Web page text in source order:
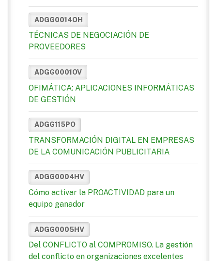
ADGG0014OH
TÉCNICAS DE NEGOCIACIÓN DE
PROVEEDORES
ADGG0001OV
OFIMÁTICA: APLICACIONES INFORMÁTICAS
DE GESTIÓN
ADGG115PO
TRANSFORMACIÓN DIGITAL EN EMPRESAS
DE LA COMUNICACIÓN PUBLICITARIA
ADGG0004HV
Cómo activar la PROACTIVIDAD para un
equipo ganador
ADGG0005HV
Del CONFLICTO al COMPROMISO. La gestión
del conflicto en organizaciones excelentes